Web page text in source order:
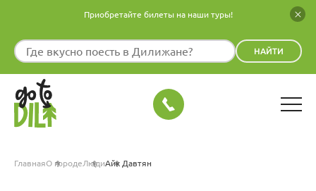
Приобретайте билеты на наши туры!
НАЙТИ
ГлавнаяО городеЛюдиАйк Давтян